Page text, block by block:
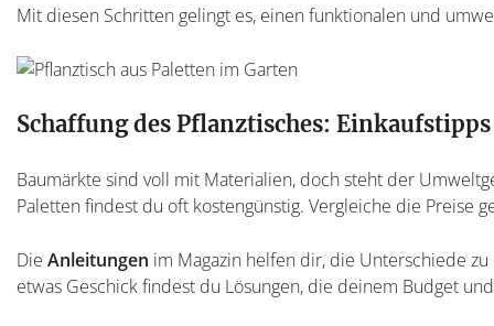
Mit diesen Schritten gelingt es, einen funktionalen und
Schaffung des Pflanztisches:
Baumärkte sind voll mit Materialien, doch steht der
Paletten findest du oft kostengünstig. Vergleiche die Preise
Die Anleitungen im Magazin helfen dir, die Unterschiede
etwas Geschick findest du Lösungen, die deinem Budget